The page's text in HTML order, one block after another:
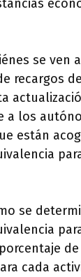
se ven
recargos
a los
están
se
cada